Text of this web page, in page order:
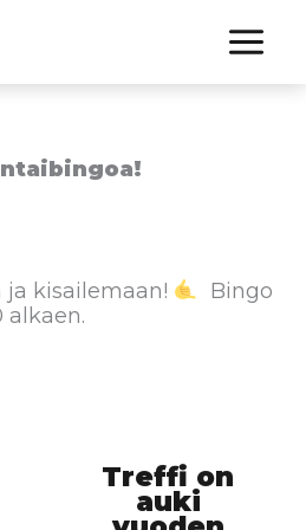
kisailemaan!
Bingo
alkaen.
Treffi on
auki